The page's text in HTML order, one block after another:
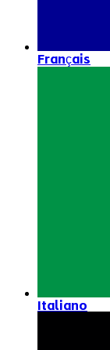
Français
Italiano